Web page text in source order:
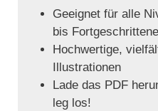
Geeignet für alle
bis
Hochwertige,
Illustrationen
Lade das PDF
leg los!